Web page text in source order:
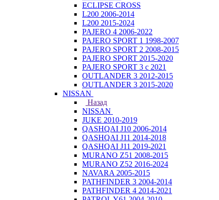
ECLIPSE CROSS
L200 2006-2014
L200 2015-2024
PAJERO 4 2006-2022
PAJERO SPORT 1 1998-2007
PAJERO SPORT 2 2008-2015
PAJERO SPORT 2015-2020
PAJERO SPORT 3 с 2021
OUTLANDER 3 2012-2015
OUTLANDER 3 2015-2020
NISSAN
Назад
NISSAN
JUKE 2010-2019
QASHQAI J10 2006-2014
QASHQAI J11 2014-2018
QASHQAI J11 2019-2021
MURANO Z51 2008-2015
MURANO Z52 2016-2024
NAVARA 2005-2015
PATHFINDER 3 2004-2014
PATHFINDER 4 2014-2021